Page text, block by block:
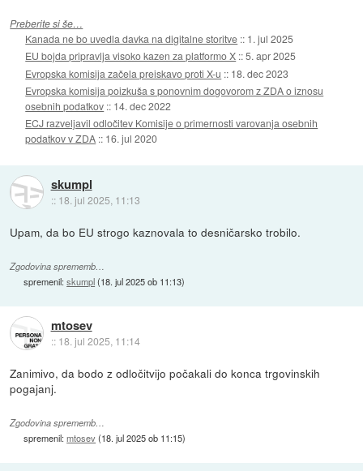
Preberite si še…
Kanada ne bo uvedla davka na digitalne storitve :: 1. jul 2025
EU bojda pripravlja visoko kazen za platformo X ::5. apr 2025
Evropska komisija začela preiskavo proti X-u :: 18. dec 2023
Evropska komisija poizkuša s ponovnim dogovorom z ZDA o iznosu
osebnih podatkov :: 14. dec 2022
ECJ razveljavil odločitev Komisije o primernosti varovanja osebnih
podatkov v ZDA :: 16. jul 2020
skumpl
:: 18. jul 2025, 11:13
Upam, da bo EU strogo kaznovala to desničarsko trobilo.
Zgodovina sprememb…
spremenil:skumpl(18. jul 2025 ob 11:13)
mtosev
:: 18. jul 2025, 11:14
Zanimivo, da bodo z odločitvijo počakali do konca trgovinskih
pogajanj.
Zgodovina sprememb…
spremenil:mtosev(18. jul 2025 ob 11:15)